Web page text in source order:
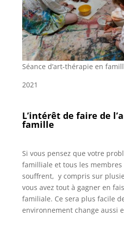
Séance d’art-thérapie en
2021
L’intérêt de faire de
famille
Si vous pensez que votre
familliale et tous les
souffrent, y compris sur
vous avez tout à gagner en
familiale. Ce sera plus facile
environnement change aussi